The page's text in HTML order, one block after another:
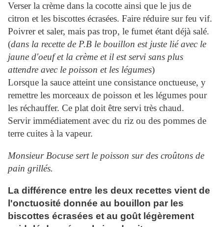
Verser la crème dans la cocotte ainsi que le jus de
citron et les biscottes écrasées. Faire réduire sur feu vif.
Poivrer et saler, mais pas trop, le fumet étant déjà salé.
(dans la recette de P.B le bouillon est juste lié avec le
jaune d'oeuf et la crème et il est servi sans plus
attendre avec le poisson et les légumes)
Lorsque la sauce atteint une consistance onctueuse, y
remettre les morceaux de poisson et les légumes pour
les réchauffer. Ce plat doit être servi très chaud.
Servir immédiatement avec du riz ou des pommes de
terre cuites à la vapeur.
Monsieur Bocuse sert le poisson sur des croûtons de
pain grillés.
La différence entre les deux recettes vient de
l'onctuosité donnée au bouillon par les
biscottes écrasées et au goût légèrement